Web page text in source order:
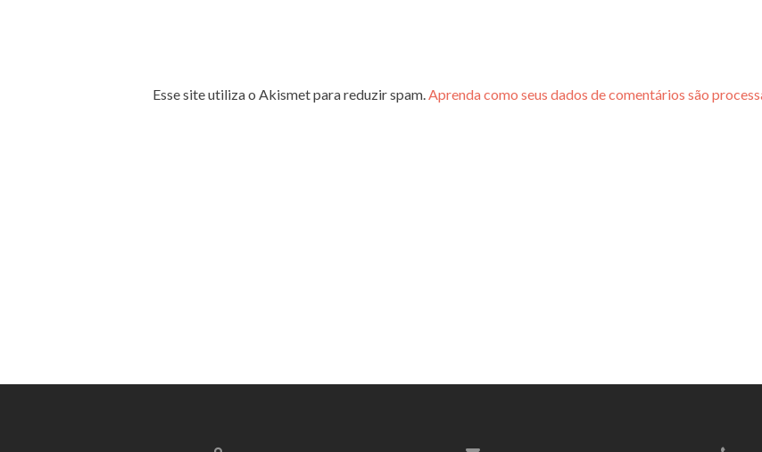
Esse site utiliza o Akismet para reduzir spam.Aprenda como seus dados de comentários são